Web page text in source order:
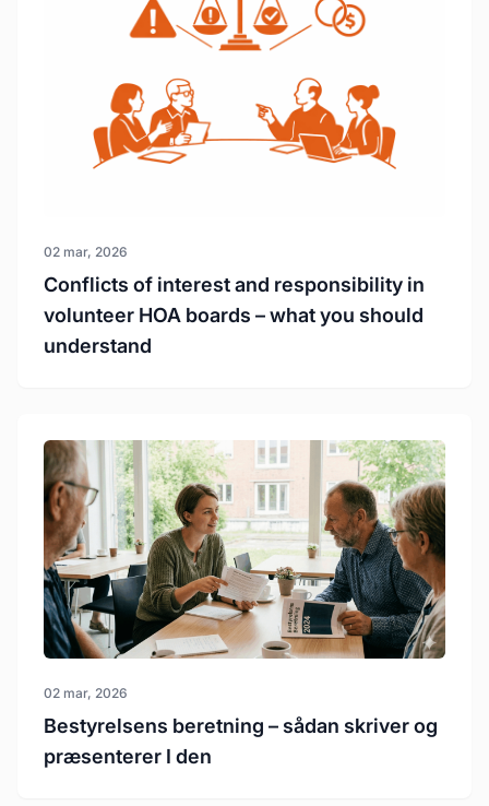
02 mar, 2026
Conflicts of interest and responsibility in
volunteer HOA boards – what you should
understand
02 mar, 2026
Bestyrelsens beretning – sådan skriver og
præsenterer I den